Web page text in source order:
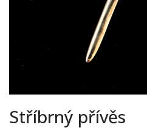
Stříbrný přívěs